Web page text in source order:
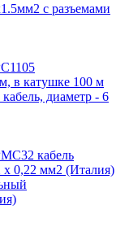
с разъемами
диаметр - 6